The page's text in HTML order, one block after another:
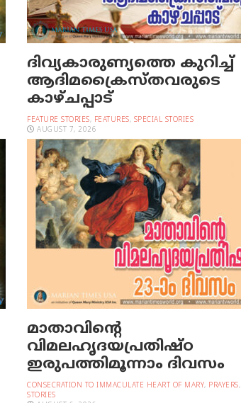
ദിവ്യകാരുണ്യത്തെ കുറിച്ച്
ആദിമക്രൈസ്തവരുടെ
കാഴ്ചപ്പാട്
FEATURE STORIES, FEATURES, SPECIAL STORIES
AUGUST 7, 2026
മാതാവിന്റെ
വിമലഹൃദയപ്രതിഷ്ഠ
ഇരുപത്തിമൂന്നാം ദിവസം
CONSECRATION TO IMMACULATE HEART OF MARY, PRAYERS,
STORIES